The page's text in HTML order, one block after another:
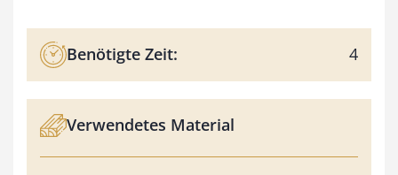
Benötigte Zeit: 4
Verwendetes Material